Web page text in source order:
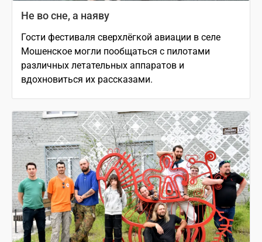
Не во сне, а наяву
Гости фестиваля сверхлёгкой авиации в селе
Мошенское могли пообщаться с пилотами
различных летательных аппаратов и
вдохновиться их рассказами.